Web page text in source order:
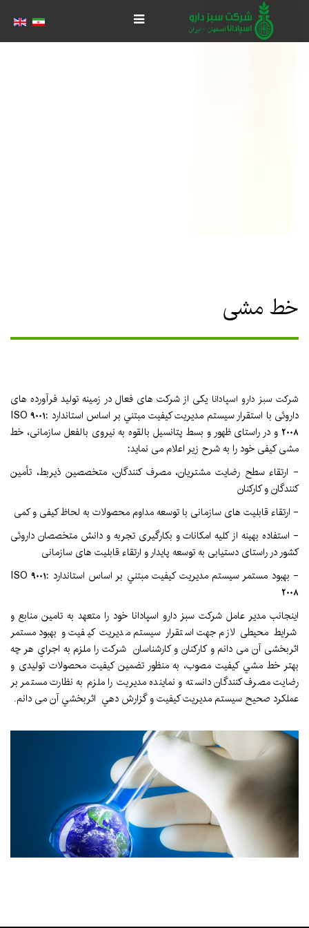
خط مشی
شرکت سبز دارو اسپادانا یکی از شرکت های فعال در زمینه تولید فرآورده های
داروئی با استقرار سیستم مدیریت کیفیت مبتني بر اساس استاندارد ISO 9001:
2008 و در راستای ظهور و بسط پتانسیل بالقوه به نیروی بالفعل سازمانی، خط
مشی کیفی خود را به شرح زیر اعلام می نماید:
- ارتقاء سطح رضایت مشتریان، مصرف کنندگان، متخصصین ذیربط، تأمین
کنندگان و کارکنان
- ارتقاء قابلیت های سازمانی با توسعه مداوم محصولات به لحاظ کیفی و کمی
- استفاده بهینه از کلیه امکانات و بکارگیری تجربه و دانش متخصصان داروئی
کشور در راستای دستیابی به توسعه پایدار و ارتقاء قابلیت های سازمانی
- بهبود مستمر سیستم مدیریت کیفیت مبتني بر اساس استاندارد ISO 9001:
2008
اینجانب مدیر عامل شرکت سبز دارو اسپادانا خود را متعهد به تامین منابع و
شرایط محیطی لازم جهت استقرار سیستم مدیریت کیفیت و بهبود مستمر
اثربخشی آن می دانم و كاركنان و کارشناسان شركت را ملزم به اجراي هر چه
بهتر خط مشي کیفیت مصوب، به منظور تضمین کیفیت محصولات تولیدی و
رضایت مصرف کنندگان دانسته و نماينده مديريت را ملزم به نظارت مستمر بر
عملكرد صحيح سیستم مدیریت کیفیت و گزارش دهي اثربخشي آن می دانم.